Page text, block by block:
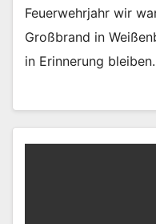
Feuerwehrjahr wir
Großbrand in
in Erinnerung bleiben.